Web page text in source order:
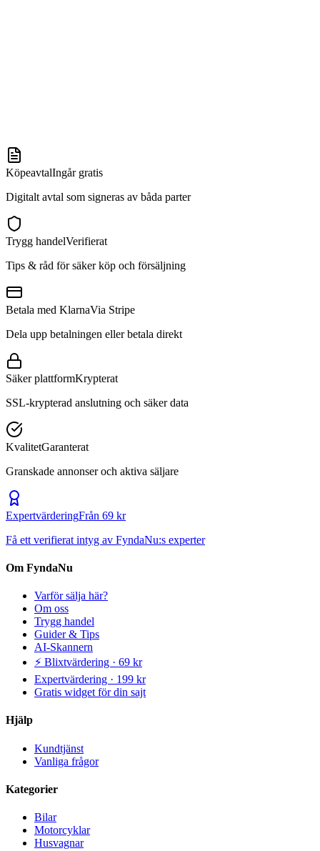
KöpeavtalIngår gratis
Digitalt avtal som signeras av båda parter
Trygg handelVerifierat
Tips & råd för säker köp och försäljning
Betala med KlarnaVia Stripe
Dela upp betalningen eller betala direkt
Säker plattformKrypterat
SSL-krypterad anslutning och säker data
KvalitetGaranterat
Granskade annonser och aktiva säljare
ExpertvärderingFrån 69 kr
Få ett verifierat intyg av FyndaNu:s experter
Om FyndaNu
Varför sälja här?
Om oss
Trygg handel
Guider & Tips
AI-Skannern
⚡ Blixtvärdering · 69 kr
Expertvärdering · 199 kr
Gratis widget för din sajt
Hjälp
Kundtjänst
Vanliga frågor
Kategorier
Bilar
Motorcyklar
Husvagnar